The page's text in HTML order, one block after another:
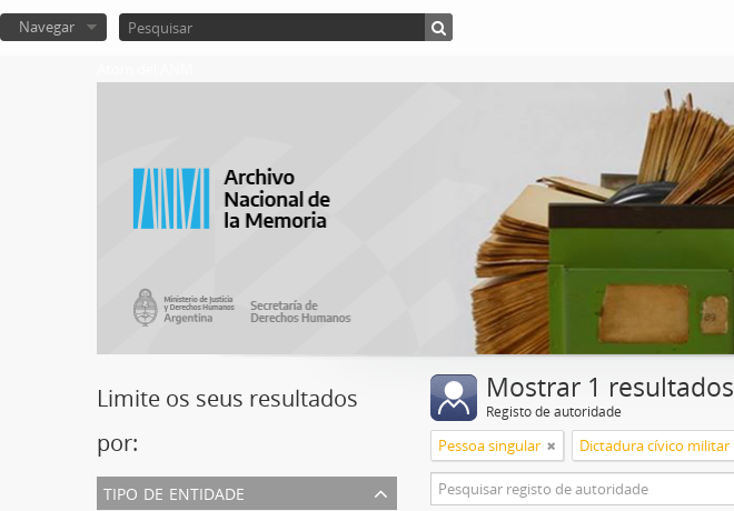
Navegar
Limite os seus resultados
por:
tipo de entidade
Mostrar 1 resultados
Registo de autoridade
Pessoa singular Dictadura cívico militar